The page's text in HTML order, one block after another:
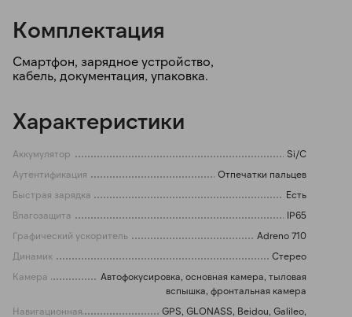
Комплектация
Смартфон, зарядное устройство,
кабель, документация, упаковка.
Характеристики
Аккумулятор
Si/C
Аутентификация
Отпечатки пальцев
Быстрая зарядка
Есть
Влагозащита
IP65
Графический ускоритель
Adreno 710
Динамик
Стерео
Камера
Автофокусировка, основная камера, тыловая
вспышка, фронтальная камера
Навигационная
GPS, GLONASS, Beidou, Galileo,